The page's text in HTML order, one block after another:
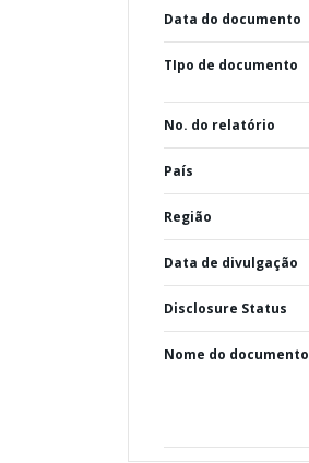
Data do documento
TIpo de documento
No. do relatório
País
Região
Data de divulgação
Disclosure Status
Nome do documento